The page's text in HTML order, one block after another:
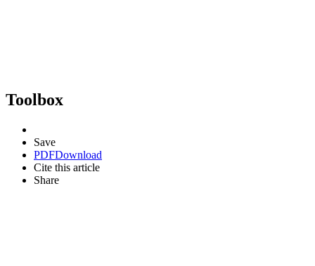
Toolbox
Save
PDFDownload
Cite this article
Share